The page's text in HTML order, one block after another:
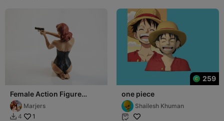
Female Action Figure
Miscellaneous 3D
Printable
Marjers
 4 1
259
one piece
Shailesh Khuman
